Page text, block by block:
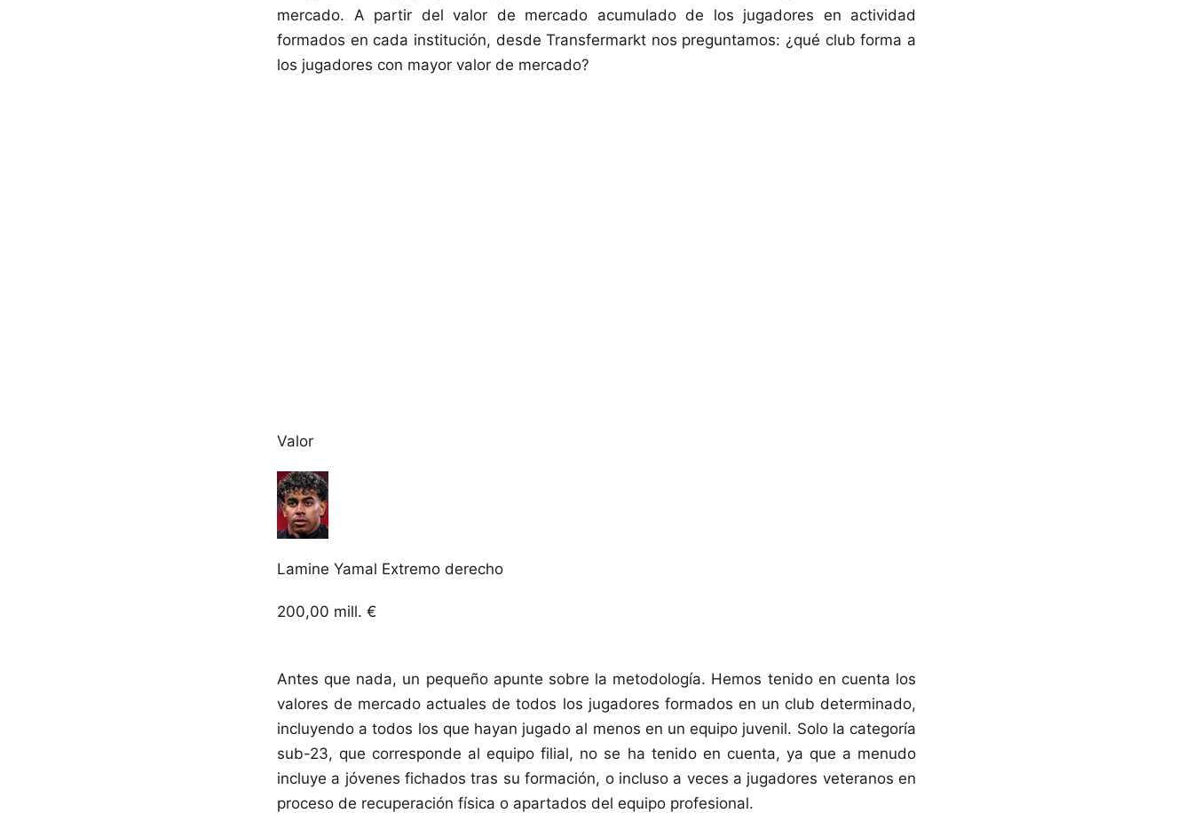
mercado. A partir del valor de mercado acumulado de los jugadores en actividad
formados en cada institución, desde Transfermarkt nos preguntamos: ¿qué club forma a
los jugadores con mayor valor de mercado?
Valor
Lamine Yamal Extremo derecho
200,00 mill. €
Antes que nada, un pequeño apunte sobre la metodología. Hemos tenido en cuenta los
valores de mercado actuales de todos los jugadores formados en un club determinado,
incluyendo a todos los que hayan jugado al menos en un equipo juvenil. Solo la categoría
sub-23, que corresponde al equipo filial, no se ha tenido en cuenta, ya que a menudo
incluye a jóvenes fichados tras su formación, o incluso a veces a jugadores veteranos en
proceso de recuperación física o apartados del equipo profesional.